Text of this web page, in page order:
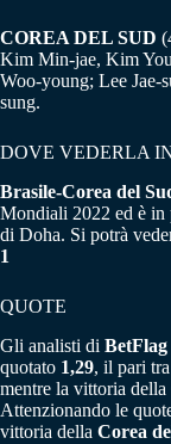
COREA DEL SUD
Kim Min-jae, Kim
Woo-young; Lee Jae-
sung.
DOVE VEDERLA
Brasile-Corea del
Mondiali 2022 ed è in
di Doha. Si potrà
1
QUOTE
Gli analisti di BetFlag
quotato 1,29, il pari
mentre la vittoria della
Attenzionando le
vittoria della Corea